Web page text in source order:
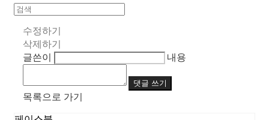
수정하기
삭제하기
글쓴이
내용
댓글 쓰기
목록으로 가기